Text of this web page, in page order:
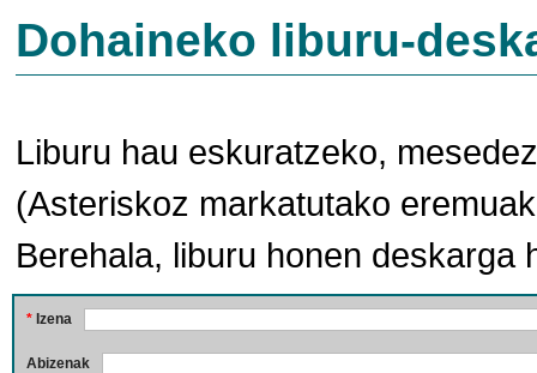
Dohaineko liburu-
Liburu hau eskuratzeko,
(Asteriskoz markatutako
Berehala, liburu honen deskarga
* Izena
Abizenak